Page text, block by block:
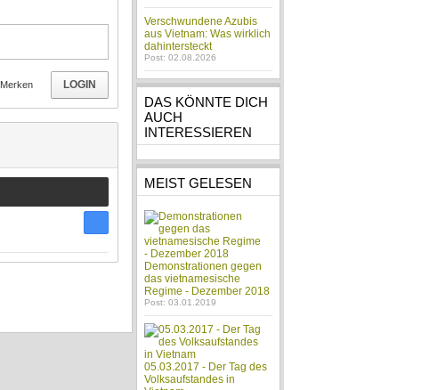
LOGIN
Merken
Verschwundene Azubis
aus Vietnam: Was wirklich
dahintersteckt
Post: 02.08.2026
DAS KÖNNTE DICH
AUCH
INTERESSIEREN
MEIST GELESEN
Demonstrationen gegen
das vietnamesische
Regime - Dezember 2018
Post: 03.01.2019
05.03.2017 - Der Tag des
Volksaufstandes in